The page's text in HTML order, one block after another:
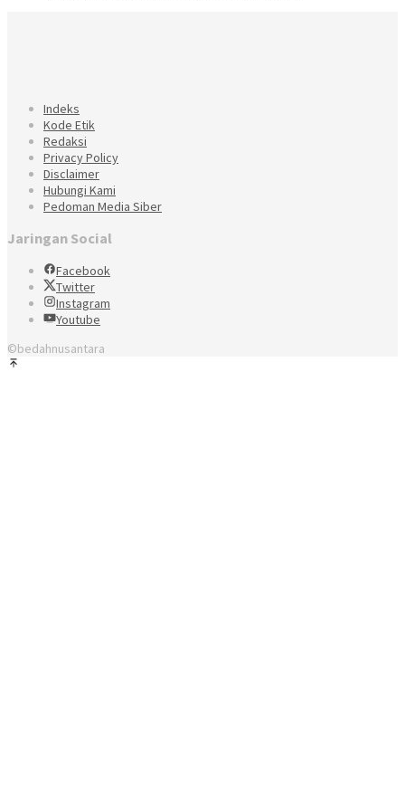
Indeks
Kode Etik
Redaksi
Privacy Policy
Disclaimer
Hubungi Kami
Pedoman Media Siber
Jaringan Social
Facebook
Twitter
Instagram
Youtube
©bedahnusantara